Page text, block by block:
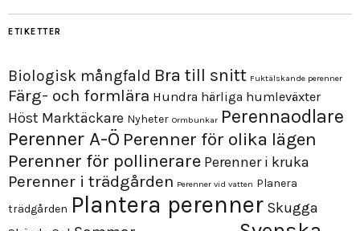
ETIKETTER
Biologisk mångfald Bra till snitt Fuktälskande perenner
Färg- och formlära Hundra härliga humleväxter
Höst Marktäckare Nyheter Ormbunkar Perennaodlare
Perenner A-Ö Perenner för olika lägen
Perenner för pollinerare Perenner i kruka
Perenner i trädgården Perenner vid vatten Planera
trädgården Plantera perenner Skugga